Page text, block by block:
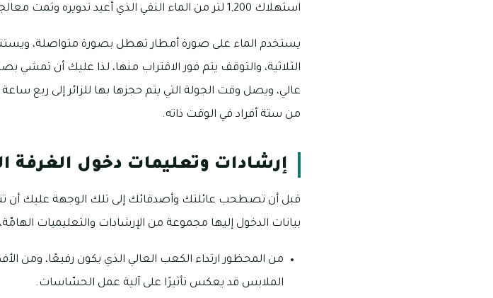
استهلاك 1,200 لتر من الماء النقي الذي أعيد تدويره وتمت معالجته بشكل ذاتي.
يستخدم الماء على صورة أمطار تهطل بصورة متواصلة، ويستند
الثلاثية، والتوقف يتم فور الاقتراب منها، لذا عليك أن تمشي
من ستة أفراد في الوقت ذاته.
إرشادات وتعليمات دخول الغرفة
قبل أن تصطحب عائلتك وأصدقائك إلى تلك الوجهة عليك أن
بيانات الدخول إليها مجموعة من الإرشادات والتعليميات
من المحظور ارتداء الكعب العالي الذي يكون رفيعًا، ومن
الملابس قد يعكس تأثيرًا على آلية عمل الحسّاسات.